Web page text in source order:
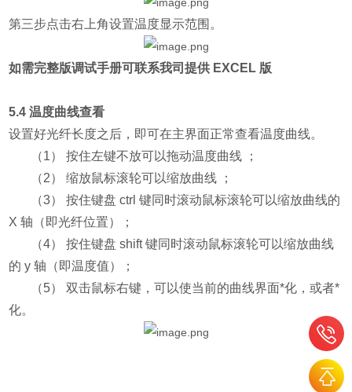
第三步点击右上角设置温度显示范围。
如需完整版调试手册可联系我司提供 EXCEL 版
5.4 温度曲线查看
设置好光纤长度之后，即可在主界面正常查看温度曲线。
（1） 按住左键不放可以拖动温度曲线 ；
（2） 缩放鼠标滚轮可以缩放曲线 ；
（3） 按住键盘 ctrl 键同时滚动鼠标滚轮可以缩放曲线的
X 轴（即光纤位置）；
（4） 按住键盘 shift 键同时滚动鼠标滚轮可以缩放曲线
的 y 轴（即温度值）；
（5） 双击鼠标右键，可以使当前的曲线界面*化，或者*
化。